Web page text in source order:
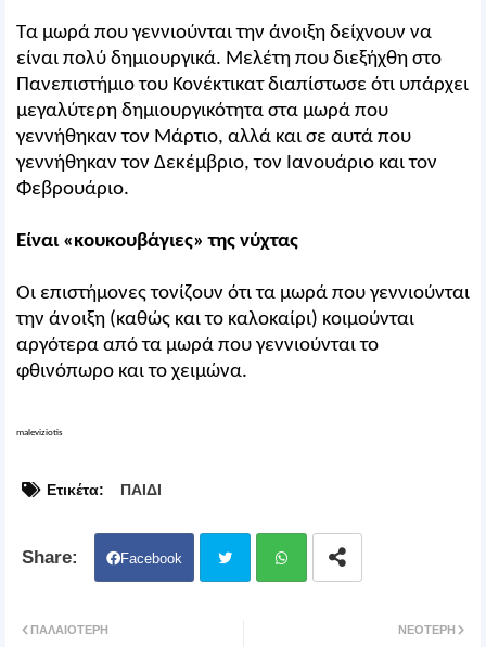
Τα μωρά που γεννιούνται την άνοιξη δείχνουν να
είναι πολύ δημιουργικά. Μελέτη που διεξήχθη στο
Πανεπιστήμιο του Κονέκτικατ διαπίστωσε ότι υπάρχει
μεγαλύτερη δημιουργικότητα στα μωρά που
γεννήθηκαν τον Μάρτιο, αλλά και σε αυτά που
γεννήθηκαν τον Δεκέμβριο, τον Ιανουάριο και τον
Φεβρουάριο.
Είναι «κουκουβάγιες» της νύχτας
Οι επιστήμονες τονίζουν ότι τα μωρά που γεννιούνται
την άνοιξη (καθώς και το καλοκαίρι) κοιμούνται
αργότερα από τα μωρά που γεννιούνται το
φθινόπωρο και το χειμώνα.
maleviziotis
Ετικέτα: ΠΑΙΔΙ
Facebook
ΝΕΌΤΕΡΗ
ΠΑΛΑΙΌΤΕΡΗ